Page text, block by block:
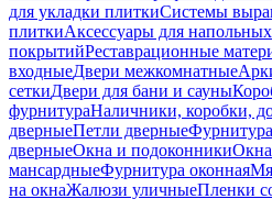
для укладки плиткиСистемы
плиткиАксессуары для напольных
покрытийРеставрационные
входныеДвери межкомнатные
сеткиДвери для бани и сауны
фурнитураНаличники, коробки,
дверныеПетли дверные
дверныеОкна и подоконникиОкна
мансардныеФурнитура оконная
на окнаЖалюзи уличныеПленки